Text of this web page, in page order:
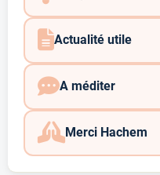
Actualité utile
A méditer
Merci Hachem